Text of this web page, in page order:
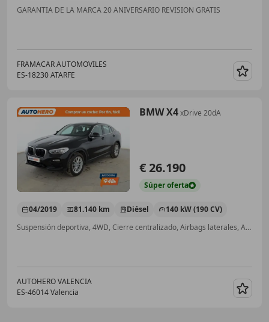
GARANTIA DE LA MARCA 20 ANIVERSARIO REVISION GRATIS
FRAMACAR AUTOMOVILES
ES-18230 ATARFE
BMW X4xDrive 20dA
€ 26.190
Súperoferta
04/2019 81.140 km Diésel
140 kW (190 CV)
Suspensión deportiva, 4WD, Cierre centralizado, Airbags laterales, ABS, Sensor de lluvia, Elevalunas eléctrico
AUTOHERO VALENCIA
ES-46014 Valencia